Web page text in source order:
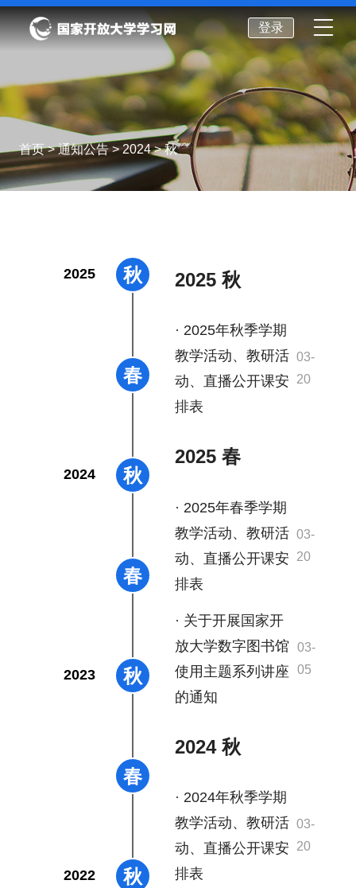
登录
首页>通知公告>2024> 秋
2025 秋
春
2024 秋
春
2023 秋
春
2022 秋
2025 秋
· 2025年秋季学期
教学活动、教研活
动、直播公开课安
排表
03-
20
2025 春
· 2025年春季学期
教学活动、教研活
动、直播公开课安
排表
03-
20
· 关于开展国家开
放大学数字图书馆
使用主题系列讲座
的通知
03-
05
2024 秋
· 2024年秋季学期
教学活动、教研活
动、直播公开课安
排表
03-
20